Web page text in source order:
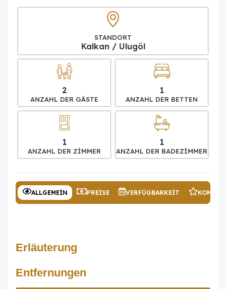
STANDORT
Kalkan / Ulugöl
2
ANZAHL DER GÄSTE
1
ANZAHL DER BETTEN
1
ANZAHL DER ZIMMER
1
ANZAHL DER BADEZIMMER
ALLGEMEIN PREISE VERFÜGBARKEIT
Erläuterung
Entfernungen